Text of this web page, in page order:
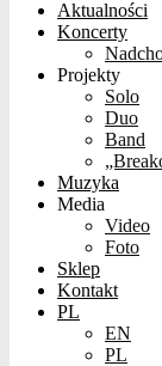
Aktualności
Koncerty
Projekty
Solo
Duo
Band
Muzyka
Media
Video
Foto
Sklep
Kontakt
PL
EN
PL